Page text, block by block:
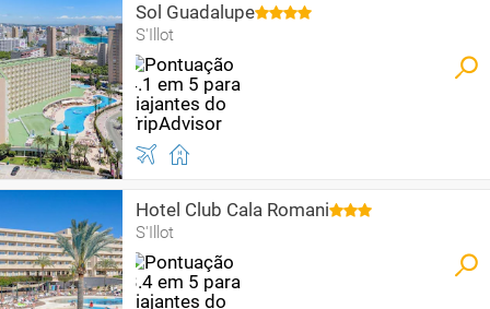
Sol Guadalupe
S'Illot
Hotel Club Cala Romani
S'Illot